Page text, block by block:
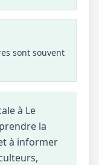
sont souvent
à Le
la
à informer